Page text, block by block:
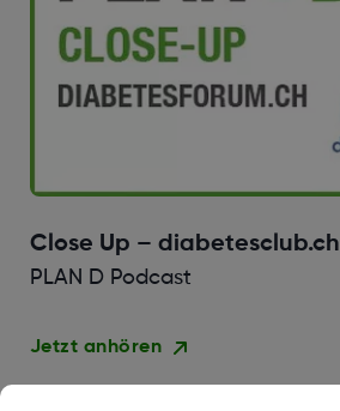
Close Up – diabetesclub.ch
PLAN D Podcast
Jetzt anhören